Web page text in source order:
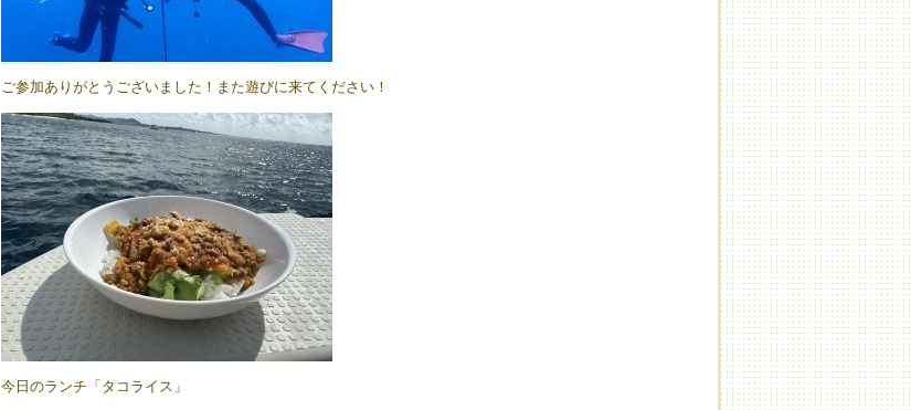
ご参加ありがとうございました！また遊びに来てください！
今日のランチ「タコライス」